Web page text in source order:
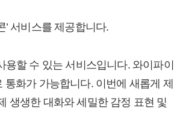
서비스를 제공합니다.
할 수 있는 서비스입니다. 와이파이
화가 가능합니다. 이번에 새롭게 제
생생한 대화와 세밀한 감정 표현 및